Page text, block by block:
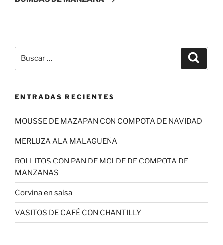
por:
ENTRADAS RECIENTES
MOUSSE DE MAZAPAN CON COMPOTA DE NAVIDAD
MERLUZA ALA MALAGUEÑA
ROLLITOS CON PAN DE MOLDE DE COMPOTA DE
MANZANAS
Corvina en salsa
VASITOS DE CAFÉ CON CHANTILLY